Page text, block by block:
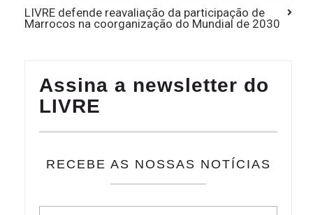
LIVRE defende reavaliação da participação de
Marrocos na coorganização do Mundial de 2030
Assina a newsletter do
LIVRE
RECEBE AS NOSSAS NOTÍCIAS